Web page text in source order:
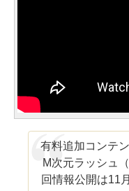
有料追加コンテ
M次元ラッシュ
回情報公開は11